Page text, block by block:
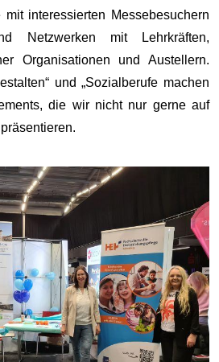
interessierten Messebesuchern
Netzwerken mit Lehrkräften,
Organisationen und Austellern.
und „Sozialberufe machen
die wir nicht nur gerne auf